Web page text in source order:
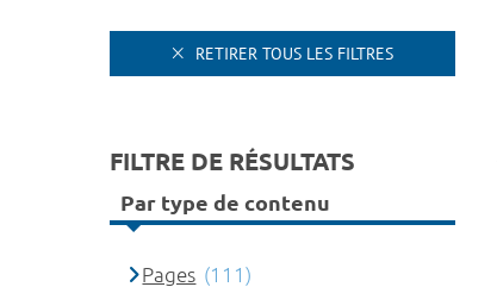
RETIRER TOUS LES FILTRES
FILTRE DE RÉSULTATS
Par type de contenu
Pages (111)